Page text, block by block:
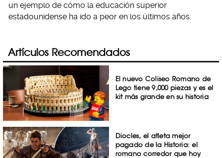
un ejemplo de cómo la educación superior
estadounidense ha ido a peor en los últimos años.
Artículos Recomendados
El nuevo Coliseo Romano de
Lego tiene 9,000 piezas y es el
kit más grande en su historia
Diocles, el atleta mejor
pagado de la Historia: el
romano corredor que hoy